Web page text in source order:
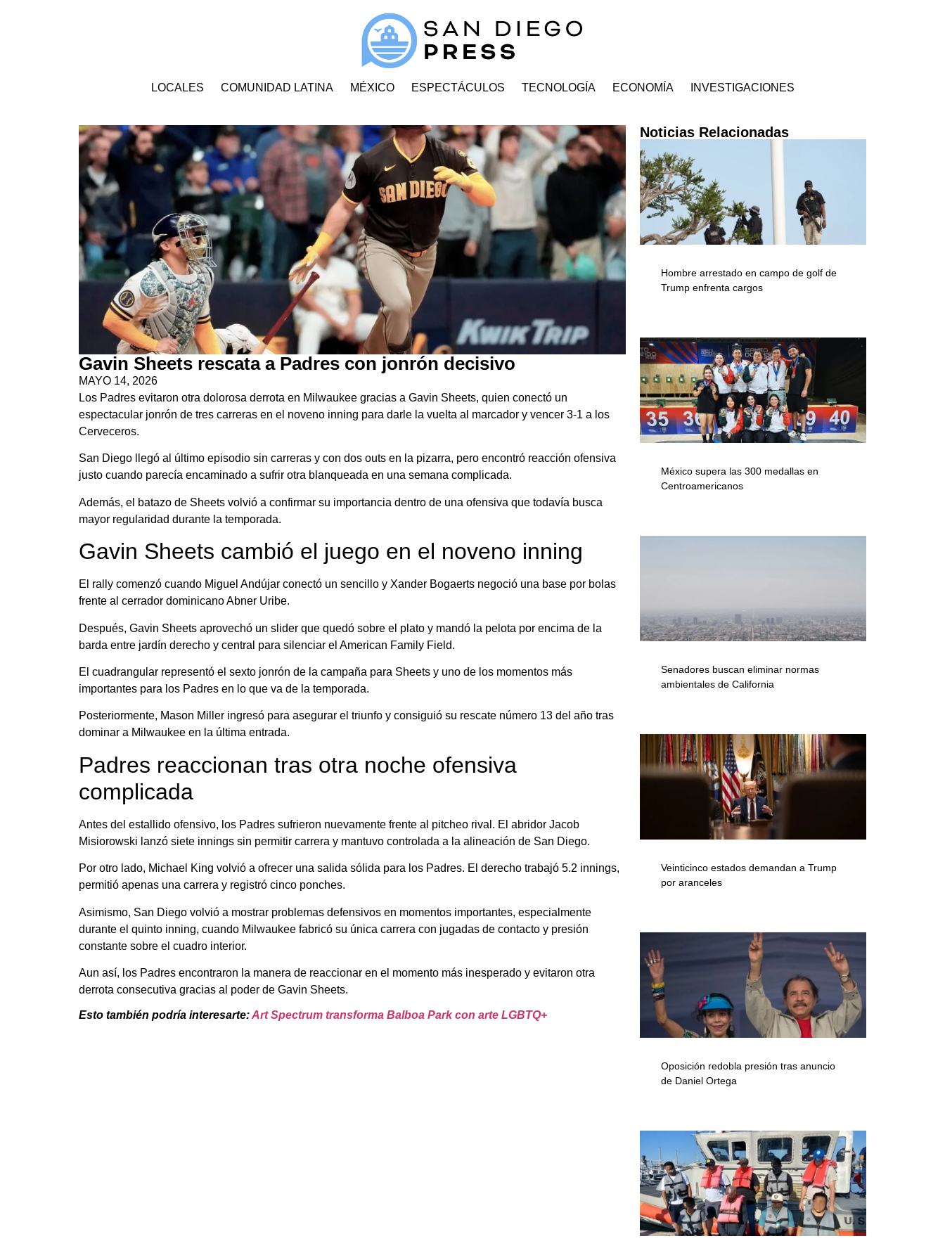
LOCALES COMUNIDAD LATINA MÉXICO ESPECTÁCULOS TECNOLOGÍA ECONOMÍA INVESTIGACIONES
Gavin Sheets rescata a Padres con jonrón decisivo
MAYO 14, 2026
Los Padres evitaron otra dolorosa derrota en Milwaukee gracias a Gavin Sheets, quien conectó un
espectacular jonrón de tres carreras en el noveno inning para darle la vuelta al marcador y vencer 3-1 a los
Cerveceros.
San Diego llegó al último episodio sin carreras y con dos outs en la pizarra, pero encontró reacción ofensiva
justo cuando parecía encaminado a sufrir otra blanqueada en una semana complicada.
Además, el batazo de Sheets volvió a confirmar su importancia dentro de una ofensiva que todavía busca
mayor regularidad durante la temporada.
Gavin Sheets cambió el juego en el noveno inning
El rally comenzó cuando Miguel Andújar conectó un sencillo y Xander Bogaerts negoció una base por bolas
frente al cerrador dominicano Abner Uribe.
Después, Gavin Sheets aprovechó un slider que quedó sobre el plato y mandó la pelota por encima de la
barda entre jardín derecho y central para silenciar el American Family Field.
El cuadrangular representó el sexto jonrón de la campaña para Sheets y uno de los momentos más
importantes para los Padres en lo que va de la temporada.
Posteriormente, Mason Miller ingresó para asegurar el triunfo y consiguió su rescate número 13 del año tras
dominar a Milwaukee en la última entrada.
Padres reaccionan tras otra noche ofensiva
complicada
Antes del estallido ofensivo, los Padres sufrieron nuevamente frente al pitcheo rival. El abridor Jacob
Misiorowski lanzó siete innings sin permitir carrera y mantuvo controlada a la alineación de San Diego.
Por otro lado, Michael King volvió a ofrecer una salida sólida para los Padres. El derecho trabajó 5.2 innings,
permitió apenas una carrera y registró cinco ponches.
Asimismo, San Diego volvió a mostrar problemas defensivos en momentos importantes, especialmente
durante el quinto inning, cuando Milwaukee fabricó su única carrera con jugadas de contacto y presión
constante sobre el cuadro interior.
Aun así, los Padres encontraron la manera de reaccionar en el momento más inesperado y evitaron otra
derrota consecutiva gracias al poder de Gavin Sheets.
Esto también podría interesarte:Art Spectrum transforma Balboa Park con arte LGBTQ+
Noticias Relacionadas
Hombre arrestado en campo de golf de
Trump enfrenta cargos
México supera las 300 medallas en
Centroamericanos
Senadores buscan eliminar normas
ambientales de California
Veinticinco estados demandan a Trump
por aranceles
Oposición redobla presión tras anuncio
de Daniel Ortega